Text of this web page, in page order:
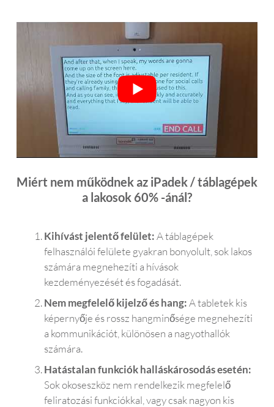
Miért nem működnek az iPadek / táblagépek
a lakosok 60% -ánál?
Kihívást jelentő felület:A táblagépek
felhasználói felülete gyakran bonyolult, sok lakos
számára megnehezíti a hívások
kezdeményezését és fogadását.
Nem megfelelő kijelző és hang:A tabletek kis
képernyője és rossz hangminősége megnehezíti
a kommunikációt, különösen a nagyothallók
számára.
Hatástalan funkciók halláskárosodás esetén:
Sok okoseszköz nem rendelkezik megfelelő
feliratozási funkciókkal, vagy csak nagyon kis